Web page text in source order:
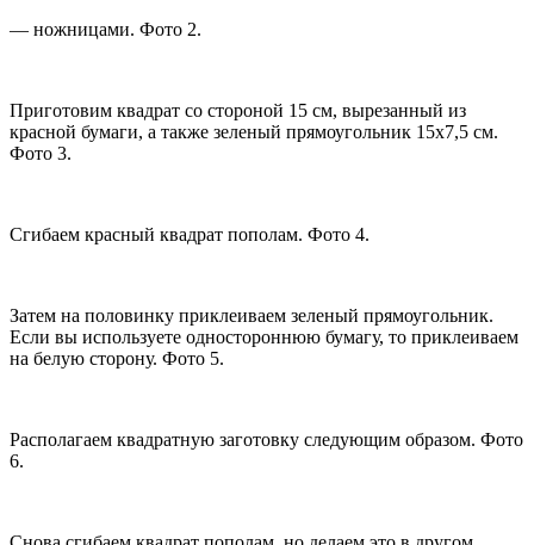
— ножницами. Фото 2.
Приготовим квадрат со стороной 15 см, вырезанный из
красной бумаги, а также зеленый прямоугольник 15х7,5 см.
Фото 3.
Сгибаем красный квадрат пополам. Фото 4.
Затем на половинку приклеиваем зеленый прямоугольник.
Если вы используете одностороннюю бумагу, то приклеиваем
на белую сторону. Фото 5.
Располагаем квадратную заготовку следующим образом. Фото
6.